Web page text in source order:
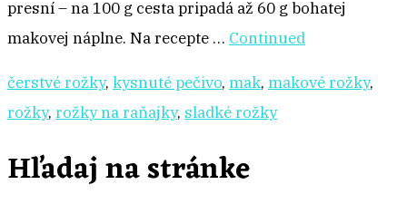
presní – na 100 g cesta pripadá až 60 g bohatej
makovej náplne. Na recepte … Continued
čerstvé rožky, kysnuté pečivo, mak, makové rožky,
rožky, rožky na raňajky, sladké rožky
Hľadaj na stránke